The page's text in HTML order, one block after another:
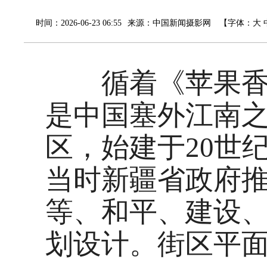
时间：2026-06-23 06:55 来源： 中国新闻摄影网 【字体： 大
循着《苹果香
是中国塞外江南
区，始建于20世
当时新疆省政府
等、和平、建设
划设计。街区平